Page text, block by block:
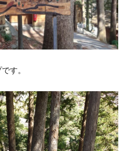
す。